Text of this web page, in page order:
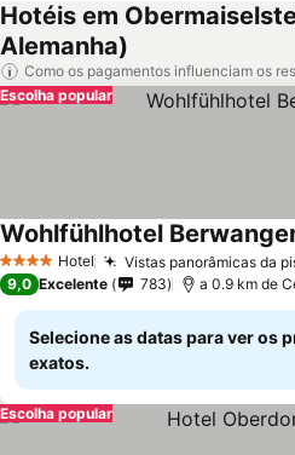
Hotéis em
Alemanha)
Como os pagamentos influenciam os
Escolha popular
4 EstrelasHotel Vistas panorâmicas da
Wohlfühlhotel
9,0 Excelente 783 a 0.9 km de
Selecione as datas para ver os
exatos.
Escolha popular